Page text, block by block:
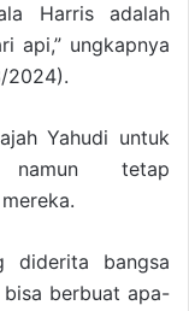
Harris adalah
api,” ungkapnya
2024).
Yahudi untuk
namun tetap
diderita bangsa
bisa berbuat apa-